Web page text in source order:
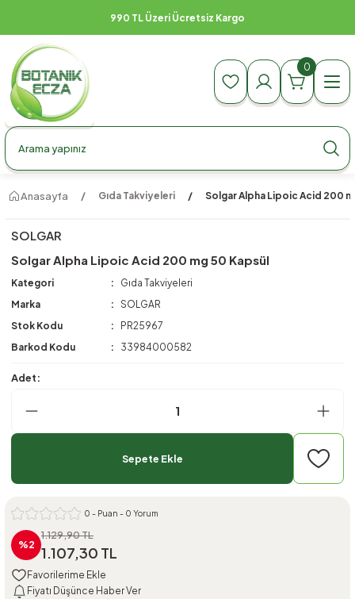
990 TL Üzeri Ücretsiz Kargo
0
Anasayfa Gıda Takviyeleri Solgar Alpha Lipoic Acid 200
SOLGAR
Solgar Alpha Lipoic Acid 200 mg 50 Kapsül
Kategori
Gıda Takviyeleri
Marka
SOLGAR
Stok Kodu
PR25967
Barkod Kodu
33984000582
Adet:
Sepete Ekle
0 - Puan - 0 Yorum
%2
1.129,90 TL
1.107,30 TL
Fiyatı Düşünce Haber Ver